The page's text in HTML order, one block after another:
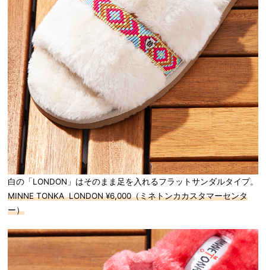
白の「LONDON」はそのまま足を入れるフラットサンダルタイプ。
MINNE TONKA LONDON ¥6,000（ミネトンカカスタマーセンタ
ー）